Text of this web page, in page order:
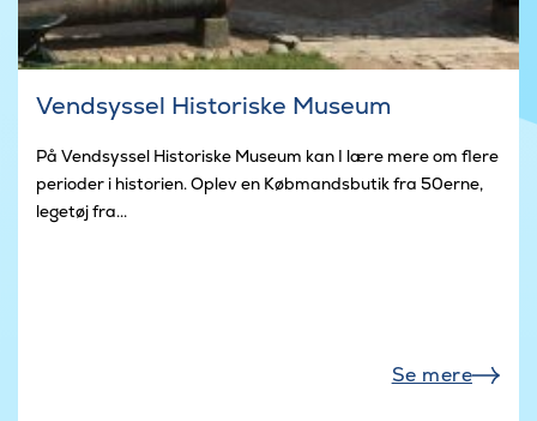
Vendsyssel Historiske Museum
På Vendsyssel Historiske Museum kan I lære mere om flere
perioder i historien. Oplev en Købmandsbutik fra 50erne,
legetøj fra...
Se mere